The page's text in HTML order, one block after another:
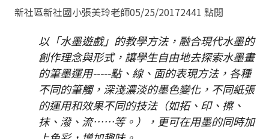
新社區新社國小張美玲老師05/25/20172441 點閱
以「水墨遊戲」的教學方法，融合現代水墨的
創作理念與形式，讓學生自由地去探索水墨畫
的筆墨運用-----點、線、面的表現方法，各種
不同的筆觸，深淺濃淡的墨色變化，不同紙張
的運用和效果不同的技法（如拓、印、擦、
抹、潑、流……等。），更可在用墨的同時加